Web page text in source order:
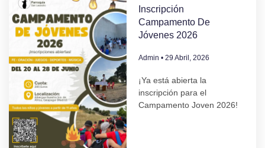
Inscripción
Campamento De
Jóvenes 2026
Admin 29 Abril, 2026
¡Ya está abierta la
inscripción para el
Campamento Joven 2026!